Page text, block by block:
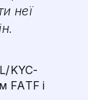
неї
KYC-
FATF і